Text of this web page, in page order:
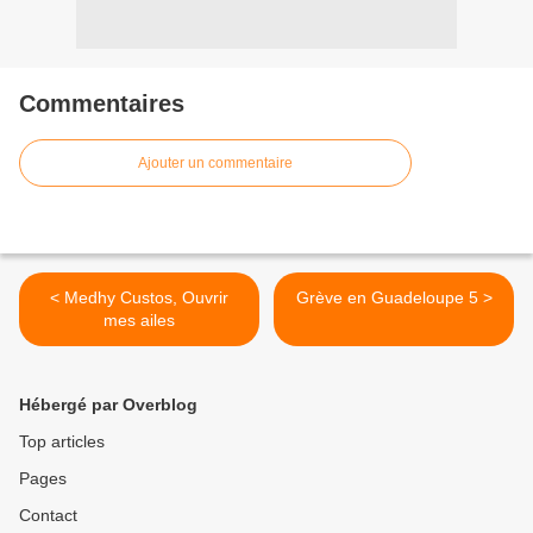
Commentaires
Ajouter un commentaire
< Medhy Custos, Ouvrir
mes ailes
Grève en Guadeloupe 5 >
Hébergé par Overblog
Top articles
Pages
Contact